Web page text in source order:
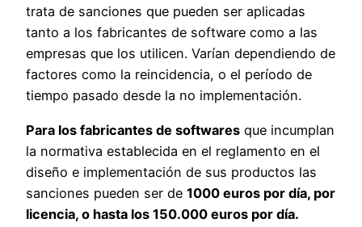
trata de sanciones que pueden ser aplicadas
tanto a los fabricantes de software como a las
empresas que los utilicen. Varían dependiendo de
factores como la reincidencia, o el período de
tiempo pasado desde la no implementación.
Para los fabricantes de softwares que incumplan
la normativa establecida en el reglamento en el
diseño e implementación de sus productos las
sanciones pueden ser de 1000 euros por día, por
licencia, o hasta los 150.000 euros por día.